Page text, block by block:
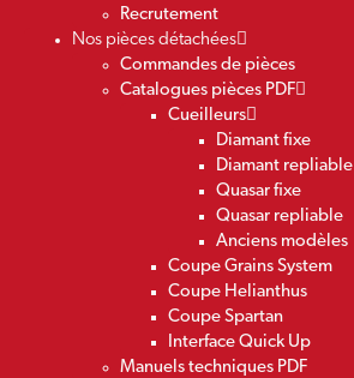
Recrutement
Nos pièces détachées
Commandes de pièces
Catalogues pièces PDF
Cueilleurs
Diamant fixe
Diamant repliable
Quasar fixe
Quasar repliable
Anciens modèles
Coupe Grains System
Coupe Helianthus
Coupe Spartan
Interface Quick Up
Manuels techniques PDF